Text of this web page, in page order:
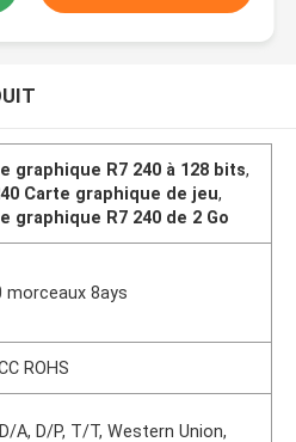
graphique R7 240 à 128 bits,
Carte graphique de jeu,
graphique R7 240 de 2 Go
morceaux 8ays
ROHS
A, D/P, T/T, Western Union,